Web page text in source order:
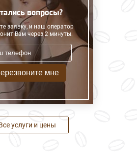
вопросы?
заявку, и наш оператор
Вам через 2 минуты.
мне
услуги и цены